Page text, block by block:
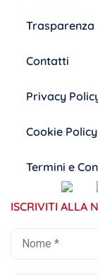
Trasparenza
Contatti
Privacy
Cookie Policy
Termini e
ISCRIVITI ALLA